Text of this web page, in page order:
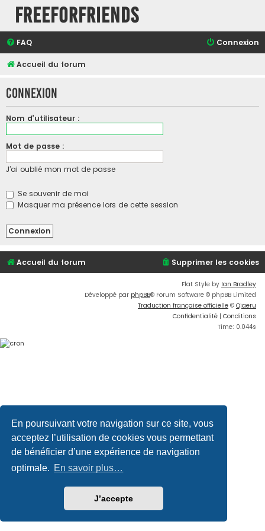
En poursuivant votre navigation sur ce site, vous
acceptez l’utilisation de cookies vous permettant
de bénéficier d’une expérience de navigation
optimale. En savoir plus…
J’accepte
FreeForFriends
FAQ Connexion
Accueil du forum
Connexion
Nom d’utilisateur :
Mot de passe :
J’ai oublié mon mot de passe
Se souvenir de moi
Masquer ma présence lors de cette session
Accueil du forum Supprimer les cookies
Flat Style by Ian Bradley
Développé par phpBB® Forum Software © phpBB Limited
Traduction française officielle © Qiaeru
Confidentialité | Conditions
Time: 0.044s